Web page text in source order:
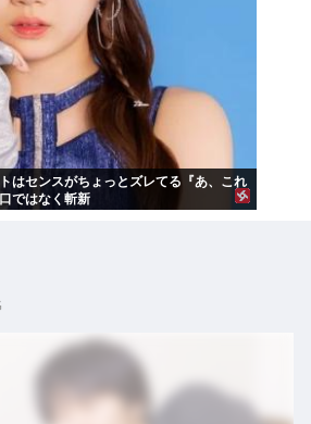
はセンスがちょっとズレてる『あ、これ
ではなく斬新